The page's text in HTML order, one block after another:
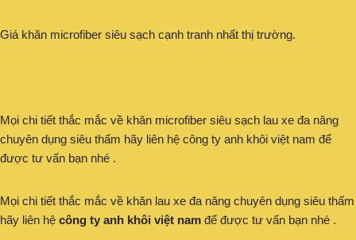
Giá khăn microfiber siêu sạch cạnh tranh nhất thị trường.
Mọi chi tiết thắc mắc về khăn microfiber siêu sạch lau xe đa năng
chuyên dụng siêu thấm hãy liên hệ công ty anh khôi việt nam để
được tư vấn bạn nhé .
Mọi chi tiết thắc mắc về khăn lau xe đa năng chuyên dụng siêu thấm
hãy liên hệ công ty anh khôi việt nam để được tư vấn bạn nhé .